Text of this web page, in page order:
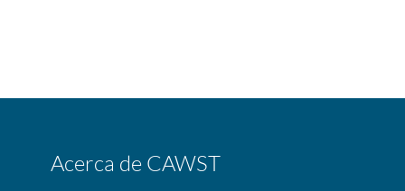
Acerca de CAWST